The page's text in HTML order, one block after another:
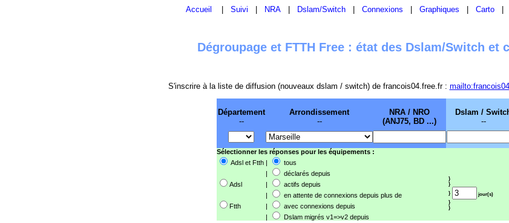
Accueil Suivi NRA Dslam/Switch Connexions Graphiques Carto
Dégroupage et FTTH Free : état des Dslam/Switch et
S'inscrire à la liste de diffusion (nouveaux dslam / switch) de francois04.free.fr :
Département
--
Arrondissement
--
NRA / NRO
(ANJ75, BD ...)
Dslam /
--
Sélectionner les réponses pour les équipements :
Adsl et Ftth |
tous
|
déclarés depuis
}
}
}
jour(s)
}
}
Adsl |
actifs depuis
|
en attente de connexions depuis plus de
Ftth
|
avec connexions depuis
|
Dslam migrés v1=>v2 depuis